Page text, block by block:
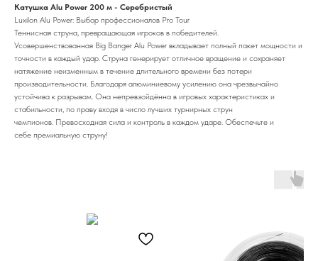
Катушка Alu Power 200 м - Серебристый
Luxilon Alu Power: Выбор профессионалов Pro Tour
Теннисная струна, превращающая игроков в победителей.
Усовершенствованная Big Banger Alu Power вкладывает полный пакет мощности и
точности в каждый удар. Струна генерирует отличное вращение и сохраняет
натяжение неизменным в течение длительного времени без потери
производительности. Благодаря алюминиевому усилению она чрезвычайно
устойчива к разрывам. Она непревзойдённа в игровых характеристиках и
стабильности, по праву входя в число лучших турнирных струн
чемпионов. Превосходная сила и контроль в каждом ударе. Обеспечьте и
себе премиальную струну!